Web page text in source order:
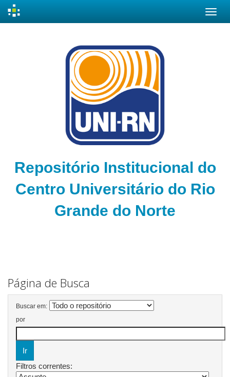
Repositório Institucional do
Centro Universitário do Rio
Grande do Norte
Página de Busca
Buscar em:
por
Filtros correntes: